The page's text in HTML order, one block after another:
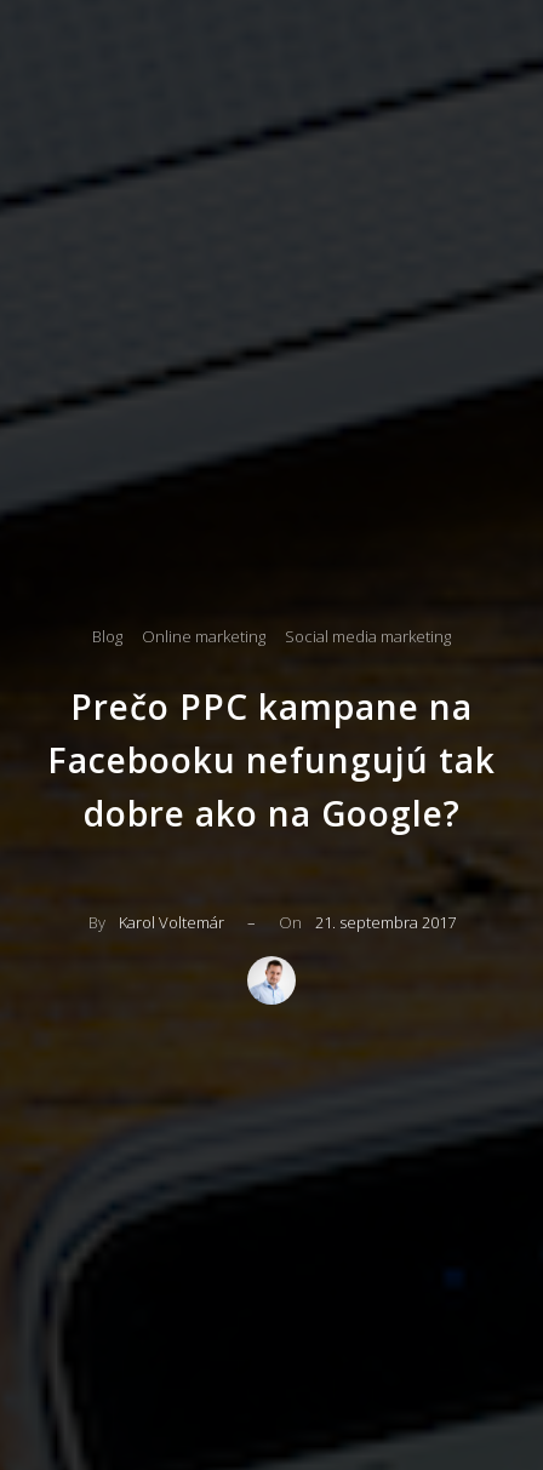
Blog Online marketing Social media marketing
Prečo PPC kampane na
Facebooku nefungujú tak
dobre ako na Google?
By Karol Voltemár – On 21. septembra 2017